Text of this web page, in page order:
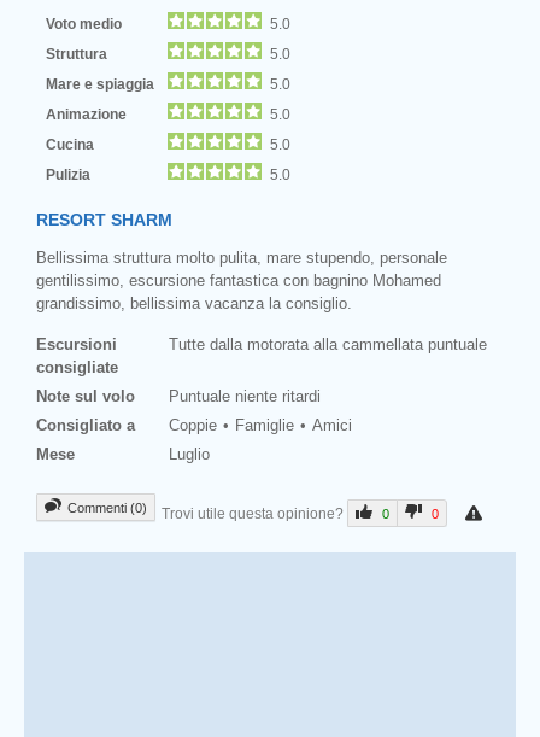
Voto medio
5.0
Struttura
5.0
Mare e spiaggia
5.0
Animazione
5.0
Cucina
5.0
Pulizia
5.0
RESORT SHARM
Bellissima struttura molto pulita, mare stupendo, personale
gentilissimo, escursione fantastica con bagnino Mohamed
grandissimo, bellissima vacanza la consiglio.
Escursioni
consigliate
Tutte dalla motorata alla cammellata puntuale
Note sul volo
Puntuale niente ritardi
Consigliato a
Coppie Famiglie
Amici
Mese
Luglio
Commenti (0) Trovi utile questa opinione? 0 0